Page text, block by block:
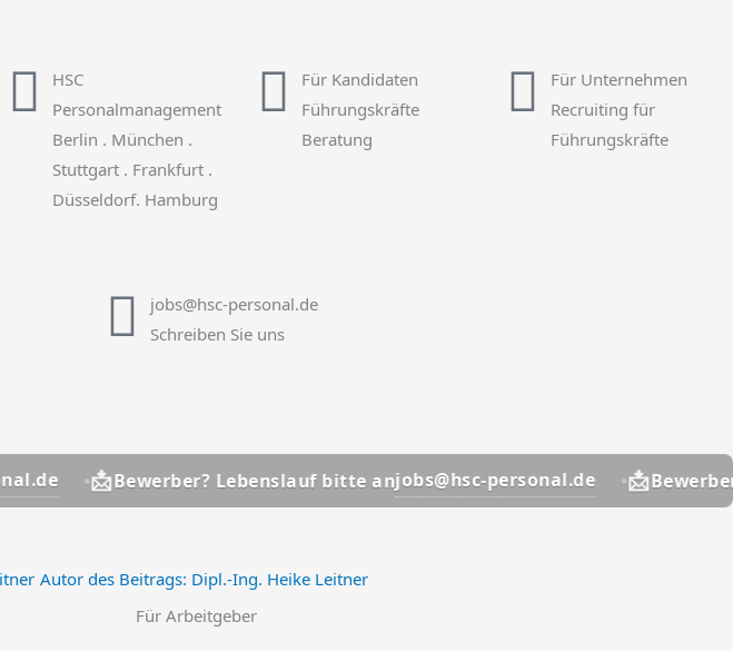
HSC
Personalmanagement
Berlin . München .
Stuttgart . Frankfurt .
Düsseldorf. Hamburg
Für Kandidaten
Führungskräfte
Beratung
Für Unternehmen
Recruiting für
Führungskräfte
jobs@hsc-personal.de
Schreiben Sie uns
📩Bewerber? Lebenslauf bitte anjobs@hsc-personal.de 📩Bewerber?
Autor des Beitrags: Dipl.-Ing. Heike Leitner
Für Arbeitgeber